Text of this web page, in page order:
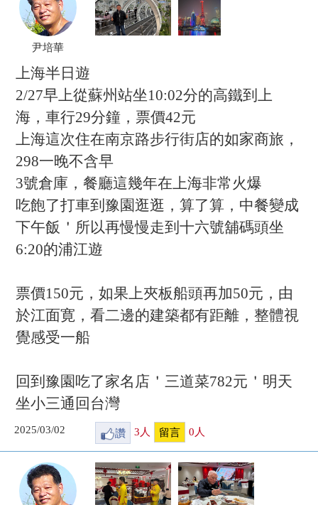
尹培華
上海半日遊
2/27早上從蘇州站坐10:02分的高鐵到上
海，車行29分鐘，票價42元
上海這次住在南京路步行街店的如家商旅，
298一晚不含早
3號倉庫，餐廳這幾年在上海非常火爆
吃飽了打車到豫園逛逛，算了算，中餐變成
下午飯＇所以再慢慢走到十六號舖碼頭坐
6:20的浦江遊
票價150元，如果上夾板船頭再加50元，由
於江面寛，看二邊的建築都有距離，整體視
覺感受一船
回到豫園吃了家名店＇三道菜782元＇明天
坐小三通回台灣
2025/03/02 讚 3 人 留言 0 人